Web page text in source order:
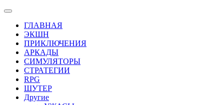
ГЛАВНАЯ
ЭКШН
ПРИКЛЮЧЕНИЯ
АРКАДЫ
СИМУЛЯТОРЫ
СТРАТЕГИИ
RPG
ШУТЕР
Другие